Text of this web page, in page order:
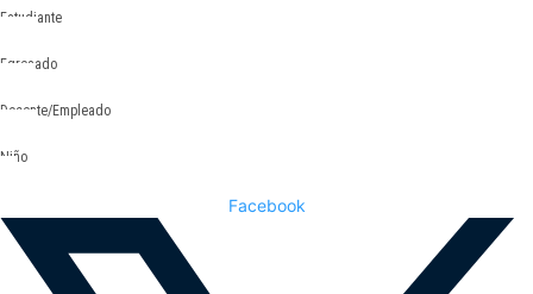
Estudiante
Egresado
Docente/Empleado
Niño
Facebook